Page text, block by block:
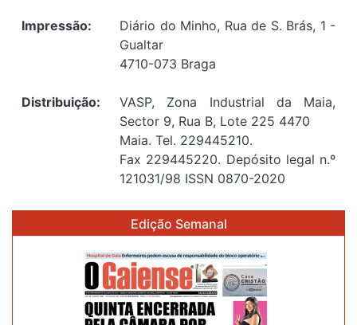
Impressão:
Diário do Minho, Rua de S. Brás, 1 -
Gualtar
4710-073 Braga
Distribuição:
VASP, Zona Industrial da Maia,
Sector 9, Rua B, Lote 225 4470
Maia. Tel. 229445210.
Fax 229445220. Depósito legal n.º
121031/98 ISSN 0870-2020
Edição Semanal